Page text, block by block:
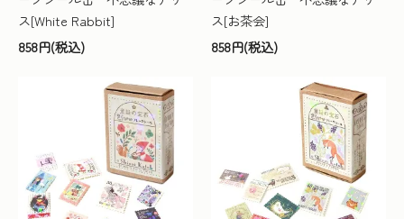
ス[White Rabbit]
858円(税込)
ス[お茶会]
858円(税込)